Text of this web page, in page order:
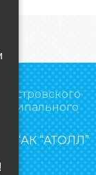
– “АК “АТОЛЛ”